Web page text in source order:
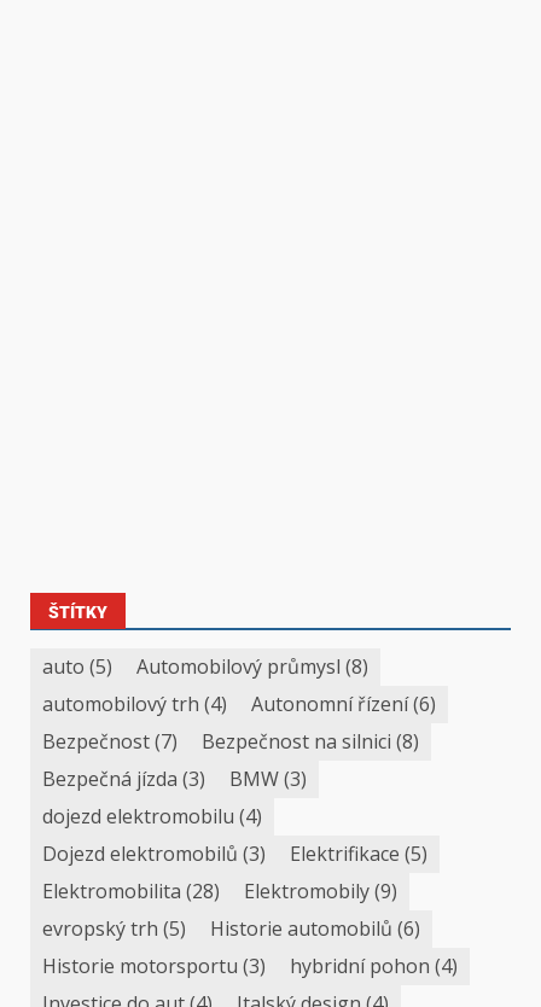
ŠTÍTKY
auto (5) Automobilový průmysl (8)
automobilový trh (4) Autonomní řízení(6)
Bezpečnost(7) Bezpečnost na silnici (8)
Bezpečná jízda (3) BMW(3)
dojezd elektromobilu (4)
Dojezd elektromobilů (3) Elektrifikace (5)
Elektromobilita (28) Elektromobily(9)
evropský trh (5) Historie automobilů (6)
Historie motorsportu (3) hybridní pohon (4)